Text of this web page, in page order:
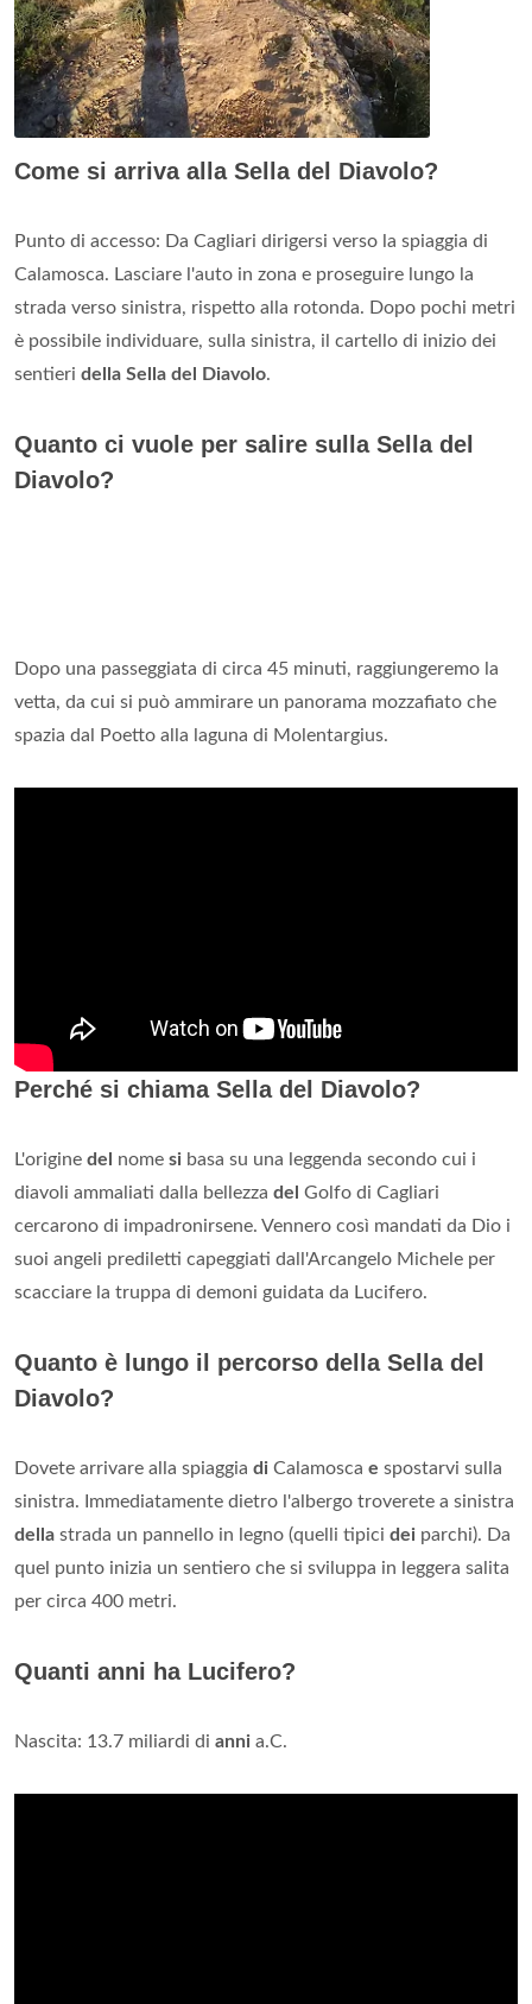
Come si arriva alla Sella del Diavolo?
Punto di accesso: Da Cagliari dirigersi verso la spiaggia di
Calamosca. Lasciare l'auto in zona e proseguire lungo la
strada verso sinistra, rispetto alla rotonda. Dopo pochi metri
è possibile individuare, sulla sinistra, il cartello di inizio dei
sentieri della Sella del Diavolo.
Quanto ci vuole per salire sulla Sella del
Diavolo?
Dopo una passeggiata di circa 45 minuti, raggiungeremo la
vetta, da cui si può ammirare un panorama mozzafiato che
spazia dal Poetto alla laguna di Molentargius.
Perché si chiama Sella del Diavolo?
L'origine del nome si basa su una leggenda secondo cui i
diavoli ammaliati dalla bellezza del Golfo di Cagliari
cercarono di impadronirsene. Vennero così mandati da Dio i
suoi angeli prediletti capeggiati dall'Arcangelo Michele per
scacciare la truppa di demoni guidata da Lucifero.
Quanto è lungo il percorso della Sella del
Diavolo?
Dovete arrivare alla spiaggia di Calamosca e spostarvi sulla
sinistra. Immediatamente dietro l'albergo troverete a sinistra
della strada un pannello in legno (quelli tipici dei parchi). Da
quel punto inizia un sentiero che si sviluppa in leggera salita
per circa 400 metri.
Quanti anni ha Lucifero?
Nascita: 13.7 miliardi di anni a.C.